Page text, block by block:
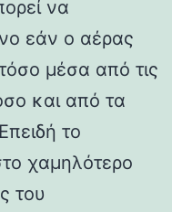
να
εάν ο αέρας
μέσα από τις
και από τα
το
χαμηλότερο
του